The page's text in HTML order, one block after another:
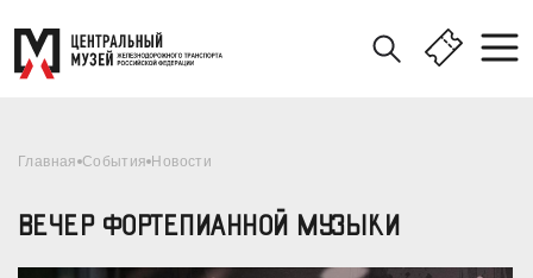
Главная События Новости
ВЕЧЕР ФОРТЕПИАННОЙ МУЗЫКИ